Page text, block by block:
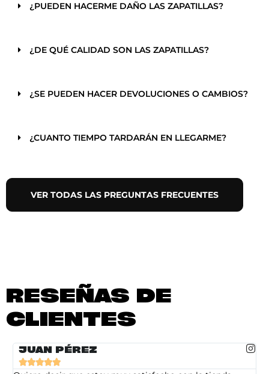
¿PUEDEN HACERME DAÑO LAS ZAPATILLAS?
¿DE QUÉ CALIDAD SON LAS ZAPATILLAS?
¿SE PUEDEN HACER DEVOLUCIONES O CAMBIOS?
¿CUANTO TIEMPO TARDARÁN EN LLEGARME?
VER TODAS LAS PREGUNTAS FRECUENTES
RESEÑAS DE
CLIENTES
JUAN PÉREZ
